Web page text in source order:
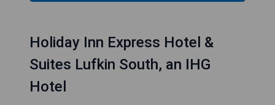
Holiday Inn Express Hotel &
Suites Lufkin South, an IHG
Hotel